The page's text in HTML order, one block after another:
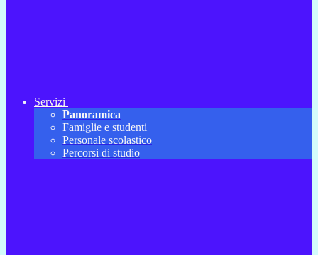
Servizi
Panoramica
Famiglie e studenti
Personale scolastico
Percorsi di studio